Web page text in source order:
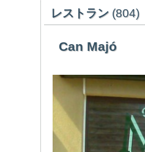
レストラン (804)
Can Majó